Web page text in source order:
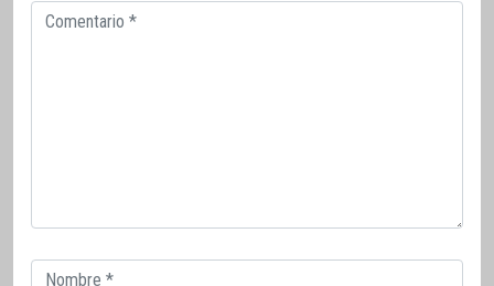
Comentario
Correo